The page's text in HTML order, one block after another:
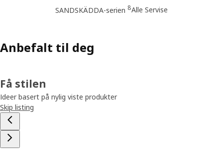
SANDSKÄDDA-serien 8Alle Servise
Anbefalt til deg
Få stilen
Ideer basert på nylig viste produkter
Skip listing